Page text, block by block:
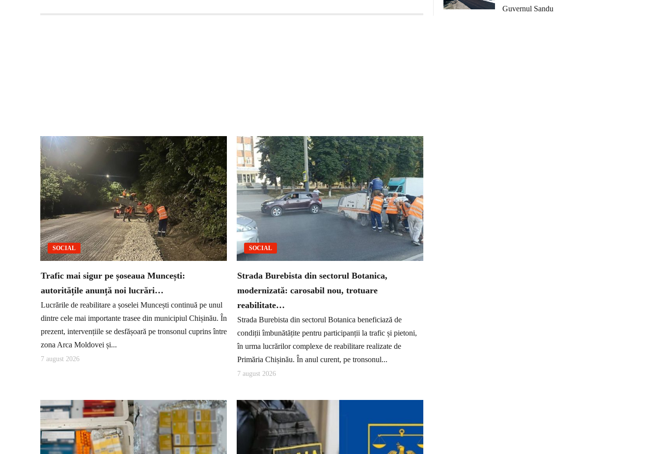
SOCIAL
Trafic mai sigur pe șoseaua Muncești:
autoritățile anunță noi lucrări…
Lucrările de reabilitare a șoselei Muncești continuă pe unul
dintre cele mai importante trasee din municipiul Chișinău. În
prezent, intervențiile se desfășoară pe tronsonul cuprins între
zona Arca Moldovei și...
7 august 2026
SOCIAL
Strada Burebista din sectorul Botanica,
modernizată: carosabil nou, trotuare
reabilitate…
Strada Burebista din sectorul Botanica beneficiază de
condiții îmbunătățite pentru participanții la trafic și pietoni,
în urma lucrărilor complexe de reabilitare realizate de
Primăria Chișinău. În anul curent, pe tronsonul...
7 august 2026
Guvernul Sandu